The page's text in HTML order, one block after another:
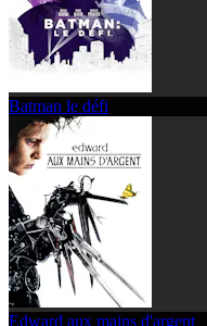
Batman le défi
Edward aux mains d'argent